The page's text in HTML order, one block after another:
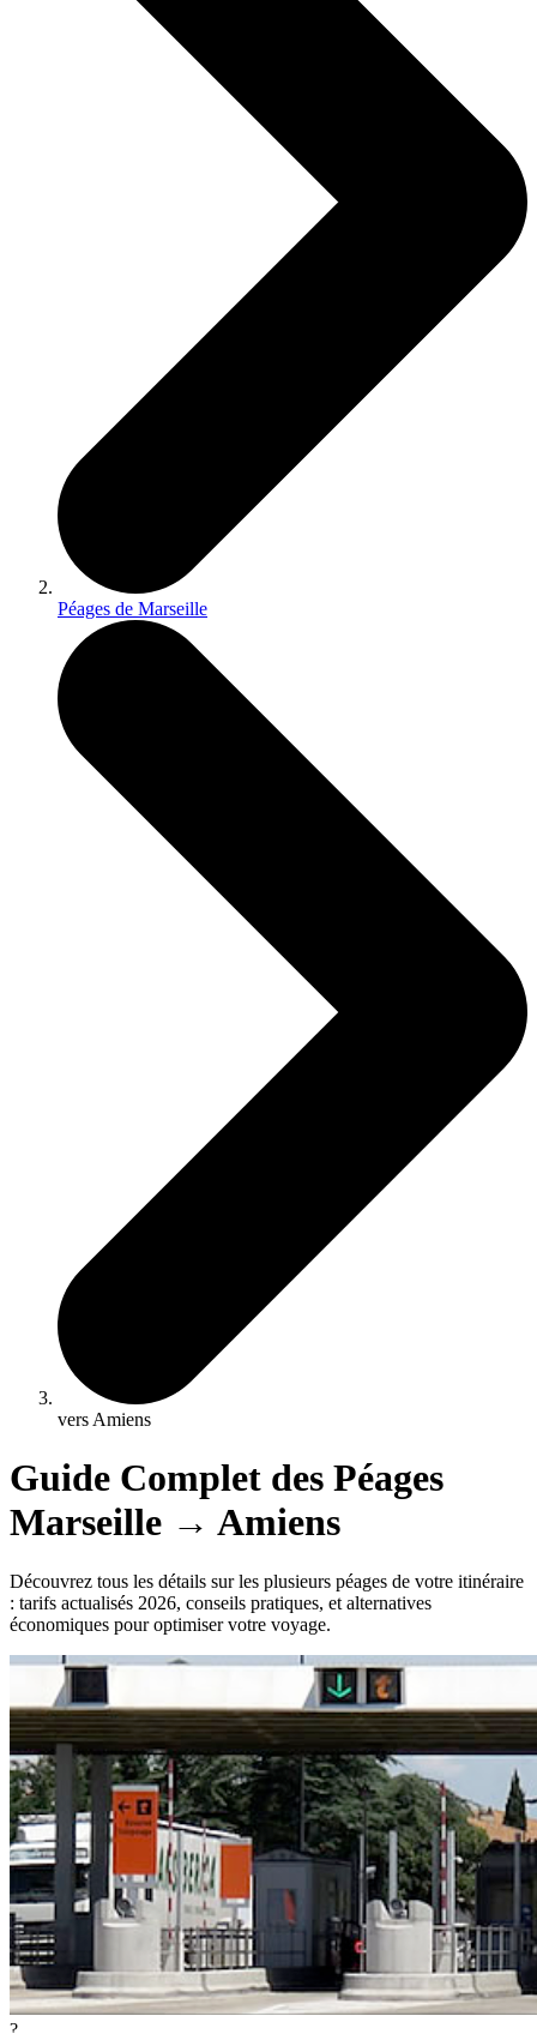
Péages de Marseille
vers Amiens
Guide Complet des Péages
Marseille → Amiens
Découvrez tous les détails sur les plusieurs péages de votre itinéraire
: tarifs actualisés 2026, conseils pratiques, et alternatives
économiques pour optimiser votre voyage.
?